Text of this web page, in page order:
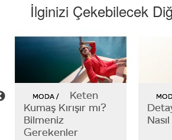
İlginizi Çekebilecek
MODA /
Keten
Kumaş Kırışır mı?
Bilmeniz
Gerekenler